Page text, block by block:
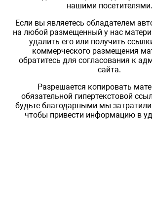
нашими посетителями.
Если вы являетесь обладателем
на любой размещенный у нас
удалить его или получить
коммерческого размещения
обратитесь для согласования к
сайта.
Разрешается копировать
обязательной гипертекстовой
будьте благодарными мы
чтобы привести информацию в